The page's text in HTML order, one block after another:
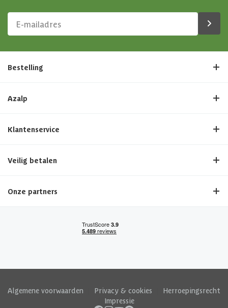
Bestelling
Azalp
Klantenservice
Veilig betalen
Onze partners
Algemene voorwaarden Privacy & cookies
Herroepingsrecht
Impressie